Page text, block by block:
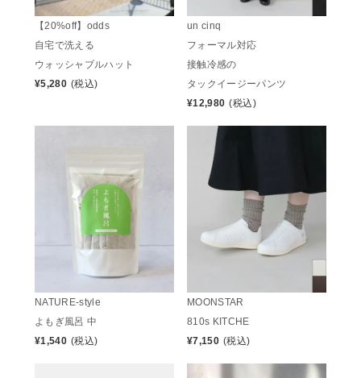
【20%off】odds
自宅で洗える
ウォッシャブルハット
¥5,280 (税込)
un cinq
フォーマル対応
接触冷感の
タックイージーパンツ
¥12,980 (税込)
NATURE-style
よもぎ風呂 中
¥1,540 (税込)
MOONSTAR
810s KITCHE
¥7,150 (税込)